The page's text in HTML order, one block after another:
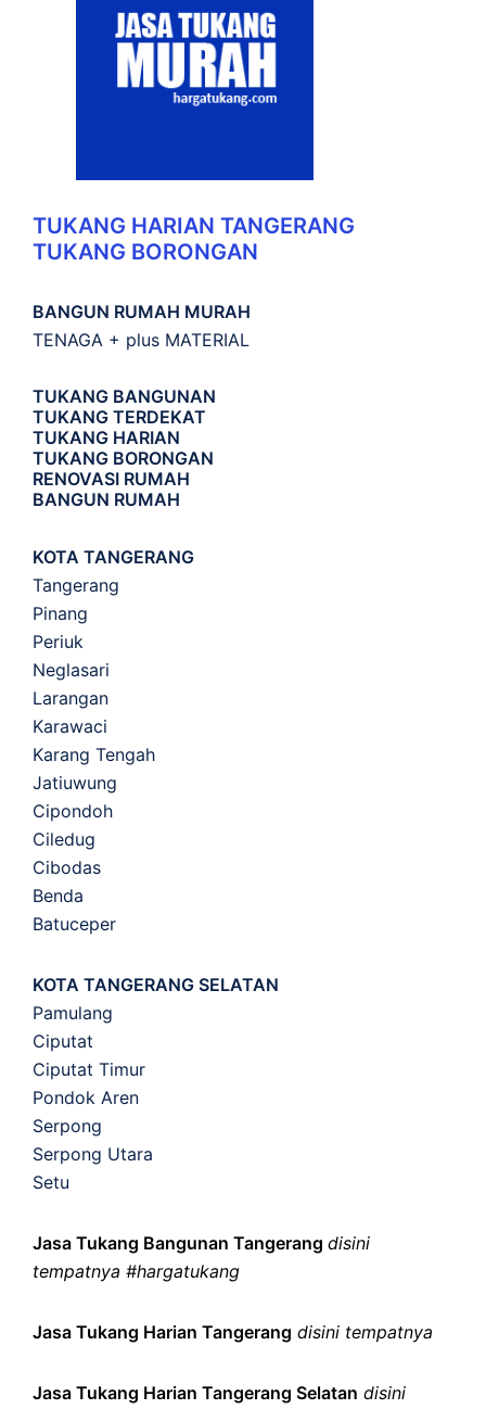
TUKANG HARIAN TANGERANG
TUKANG BORONGAN
BANGUN RUMAH MURAH
TENAGA + plus MATERIAL
TUKANG BANGUNAN
TUKANG TERDEKAT
TUKANG HARIAN
TUKANG BORONGAN
RENOVASI RUMAH
BANGUN RUMAH
KOTA TANGERANG
Tangerang
Pinang
Periuk
Neglasari
Larangan
Karawaci
Karang Tengah
Jatiuwung
Cipondoh
Ciledug
Cibodas
Benda
Batuceper
KOTA TANGERANG SELATAN
Pamulang
Ciputat
Ciputat Timur
Pondok Aren
Serpong
Serpong Utara
Setu
Jasa Tukang Bangunan Tangerang disini
tempatnya #hargatukang
Jasa Tukang Harian Tangerang disini tempatnya
Jasa Tukang Harian Tangerang Selatan disini